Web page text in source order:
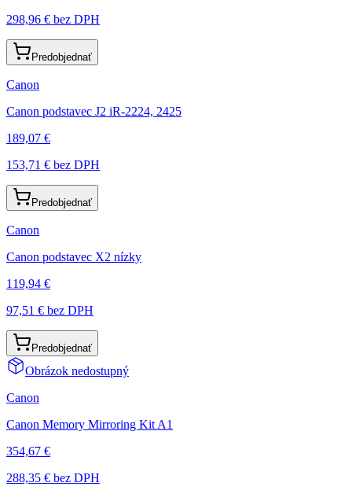
298,96 € bez DPH
Predobjednať
Canon
Canon podstavec J2 iR-2224, 2425
189,07 €
153,71 € bez DPH
Predobjednať
Canon
Canon podstavec X2 nízky
119,94 €
97,51 € bez DPH
Predobjednať
Obrázok nedostupný
Canon
Canon Memory Mirroring Kit A1
354,67 €
288,35 € bez DPH